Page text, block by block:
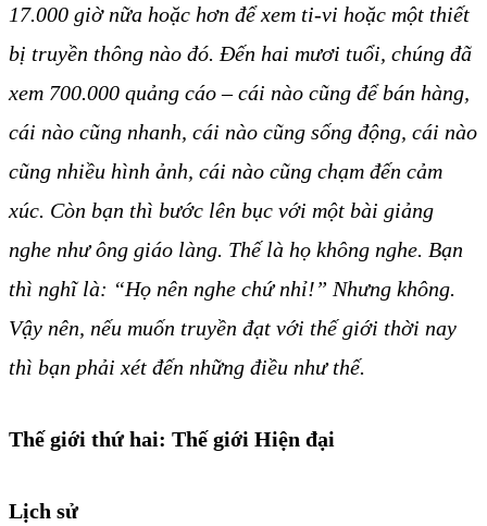
17.000 giờ nữa hoặc hơn để xem ti-vi hoặc một thiết
bị truyền thông nào đó. Đến hai mươi tuổi, chúng đã
xem 700.000 quảng cáo – cái nào cũng để bán hàng,
cái nào cũng nhanh, cái nào cũng sống động, cái nào
cũng nhiều hình ảnh, cái nào cũng chạm đến cảm
xúc. Còn bạn thì bước lên bục với một bài giảng
nghe như ông giáo làng. Thế là họ không nghe. Bạn
thì nghĩ là: “Họ nên nghe chứ nhỉ!” Nhưng không.
Vậy nên, nếu muốn truyền đạt với thế giới thời nay
thì bạn phải xét đến những điều như thế.
Thế giới thứ hai: Thế giới Hiện đại
Lịch sử